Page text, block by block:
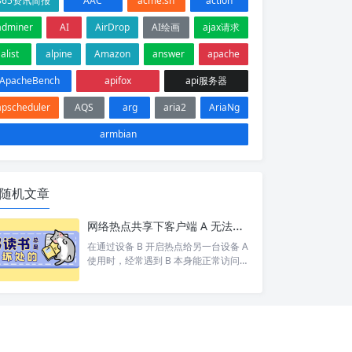
AI AirDrop AI绘画
ajax请求
alist
alpine Amazon answer
apache
apifox
api服务器
AQS arg aria2
AriaNg
armbian
随机文章
网络热点共享下客户端 A 无法访问目标设备 C 排查
在通过设备 B 开启热点给另一台设备 A
使用时，经常遇到 B 本身能正常访问网